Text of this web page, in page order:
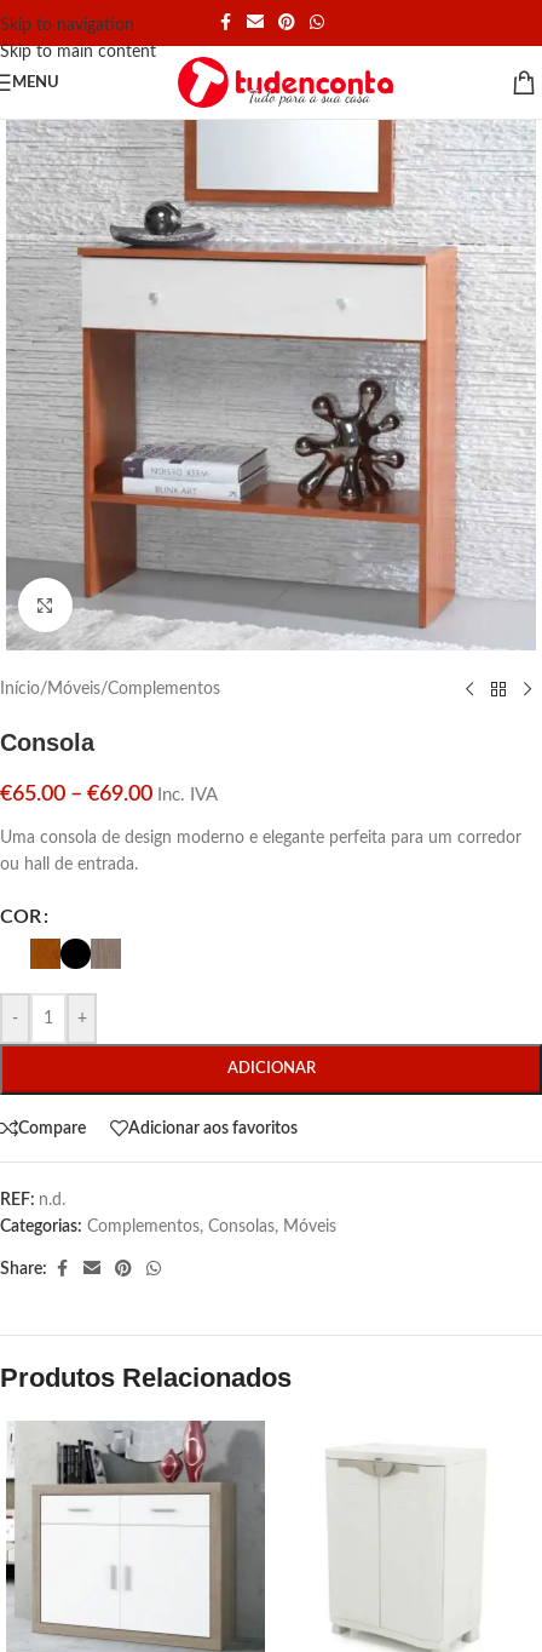
Skip to navigation
Skip to main content
MENU
Click para aumentar
Início/ Móveis/Complementos
Consola
€65.00 – €69.00 Inc. IVA
Uma consola de design moderno e elegante perfeita para um corredor
ou hall de entrada.
COR
- +
ADICIONAR
Compare Adicionar aos favoritos
REF: n.d.
Categorias: Complementos, Consolas, Móveis
Share:
Produtos Relacionados